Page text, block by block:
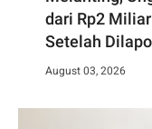
dari Rp2
Setelah
August 03, 2026